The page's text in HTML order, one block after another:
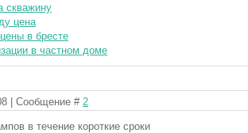
скважину
цена
в бресте
в частном доме
| Сообщение #2
в течение короткие сроки